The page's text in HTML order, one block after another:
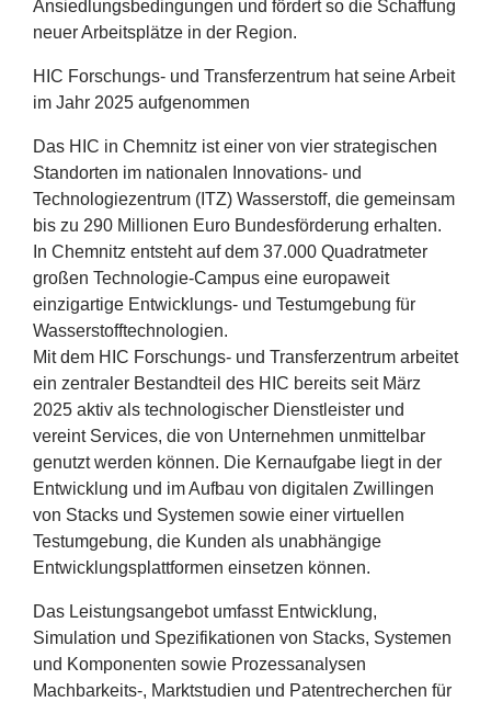
Ansiedlungsbedingungen und fördert so die Schaffung
neuer Arbeitsplätze in der Region.
HIC Forschungs- und Transferzentrum hat seine Arbeit
im Jahr 2025 aufgenommen
Das HIC in Chemnitz ist einer von vier strategischen
Standorten im nationalen Innovations- und
Technologiezentrum ( ITZ) Wasserstoff, die gemeinsam
bis zu 290 Millionen Euro Bundesförderung erhalten.
In Chemnitz entsteht auf dem 37.000 Quadratmeter
großen Technologie-Campus eine europaweit
einzigartige Entwicklungs- und Testumgebung für
Wasserstofftechnologien.
Mit dem HIC Forschungs- und Transferzentrum arbeitet
ein zentraler Bestandteil des HIC bereits seit März
2025 aktiv als technologischer Dienstleister und
vereint Services, die von Unternehmen unmittelbar
genutzt werden können. Die Kernaufgabe liegt in der
Entwicklung und im Aufbau von digitalen Zwillingen
von Stacks und Systemen sowie einer virtuellen
Testumgebung, die Kunden als unabhängige
Entwicklungsplattformen einsetzen können.
Das Leistungsangebot umfasst Entwicklung,
Simulation und Spezifikationen von Stacks, Systemen
und Komponenten sowie Prozessanalysen
Machbarkeits‑, Marktstudien und Patentrecherchen für